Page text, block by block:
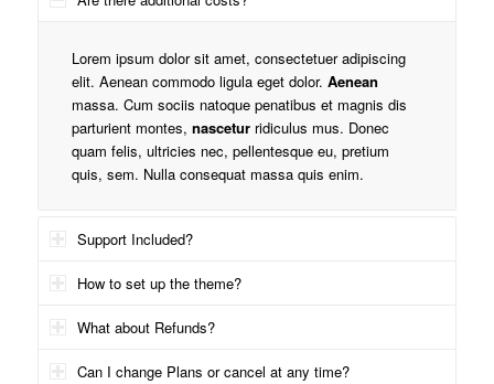
Lorem ipsum dolor sit amet, consectetuer adipiscing
elit. Aenean commodo ligula eget dolor. Aenean
massa. Cum sociis natoque penatibus et magnis dis
parturient montes, nasceturridiculus mus. Donec
quam felis, ultricies nec, pellentesque eu, pretium
quis, sem. Nulla consequat massa quis enim.
Support Included?
How to set up the theme?
What about Refunds?
Can I change Plans or cancel at any time?